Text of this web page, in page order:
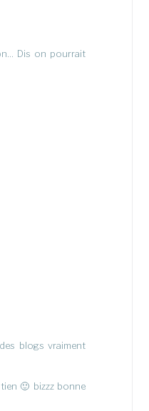
Dis on pourrait
blogs vraiment
🙂 bizzz bonne